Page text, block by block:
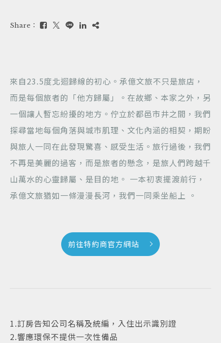
Share：
來自23.5度北迴歸線的初心。承億文旅不只是旅店，
而是每個旅者的「他方歸屬」。在故鄉、本家之外，另
一個讓人暫忘紛擾的地方。佇立於都邑市井之間，我們
探尋當地每個角落與城市肌理、文化內涵的相契，期盼
與旅人一同在此發現驚喜、感受生活。旅行過後，我們
不再是美麗的過客，而是旅者的懸念，是旅人們跨越千
山萬水的心靈歸屬、是目的地。 一本初衷擺渡前行，
承億文旅猶如一條漫漫長河，我們一同乘坐船上 。
前往特約商官方網站
1.訂房告知公司名稱及統編，入住出示識別證
2.響應環保不提供一次性備品